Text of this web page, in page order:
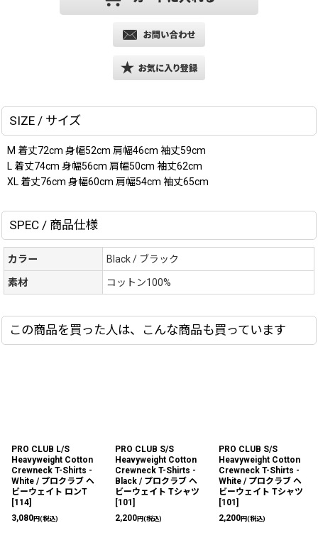
SIZE / サイズ
M 着丈72cm 身幅52cm 肩幅46cm 袖丈59cm
L 着丈74cm 身幅56cm 肩幅50cm 袖丈62cm
XL 着丈76cm 身幅60cm 肩幅54cm 袖丈65cm
SPEC / 商品仕様
カラー Black / ブラック
素材 コットン100%
この商品を買った人は、こんな商品も買っています
PRO CLUB L/S
Heavyweight Cotton
Crewneck T-Shirts -
White / プロクラブ ヘ
ビーウェイト ロンT
[114]
3,080円(税込)
PRO CLUB S/S
Heavyweight Cotton
Crewneck T-Shirts -
Black / プロクラブ ヘ
ビーウェイト Tシャツ
[101 ]
2,200円(税込)
PRO CLUB S/S
Heavyweight Cotton
Crewneck T-Shirts -
White / プロクラブ ヘ
ビーウェイト Tシャツ
[101 ]
2,200円(税込)